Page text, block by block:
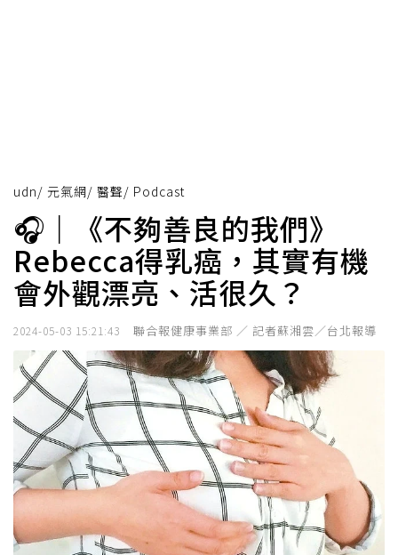
udn/ 元氣網/ 醫聲/ Podcast
🎧｜《不夠善良的我們》
Rebecca得乳癌，其實有機
會外觀漂亮、活很久？
2024-05-03 15:21:43 聯合報健康事業部 ／ 記者蘇湘雲／台北報導